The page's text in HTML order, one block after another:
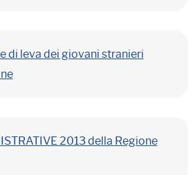
di leva dei giovani stranieri
2013 della Regione